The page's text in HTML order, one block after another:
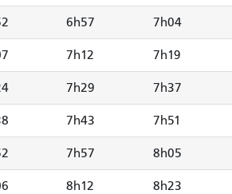
6h57 7h04
7h12 7h19
7h29 7h37
7h43 7h51
7h57 8h05
8h12 8h23